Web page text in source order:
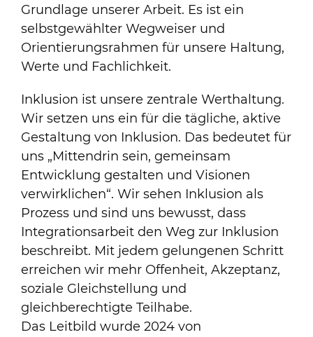
Grundlage unserer Arbeit. Es ist ein
selbstgewählter Wegweiser und
Orientierungsrahmen für unsere Haltung,
Werte und Fachlichkeit.
Inklusion ist unsere zentrale Werthaltung.
Wir setzen uns ein für die tägliche, aktive
Gestaltung von Inklusion. Das bedeutet für
uns „Mittendrin sein, gemeinsam
Entwicklung gestalten und Visionen
verwirklichen“. Wir sehen Inklusion als
Prozess und sind uns bewusst, dass
Integrationsarbeit den Weg zur Inklusion
beschreibt. Mit jedem gelungenen Schritt
erreichen wir mehr Offenheit, Akzeptanz,
soziale Gleichstellung und
gleichberechtigte Teilhabe.
Das Leitbild wurde 2024 von